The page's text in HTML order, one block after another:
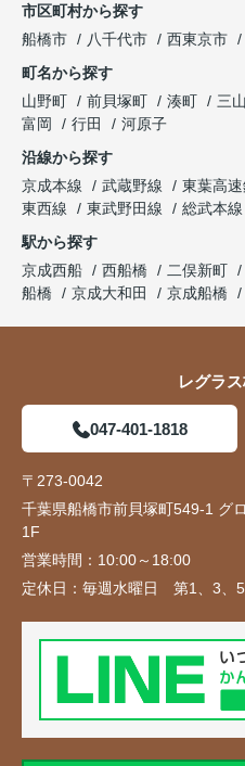
市区町村から探す
船橋市
八千代市 西東京市
町名から探す
山野町
前貝塚町 湊町 三山
富岡
行田
河原子
沿線から探す
京成本線
武蔵野線 東葉高
東西線
東武野田線 総武本線
駅から探す
京成西船
西船橋 二俣新町
船橋
京成大和田 京成船橋
レグラ
047-401-1818
〒273-0042
千葉県船橋市前貝塚町549-1 グ
1F
営業時間： 10:00～18:00
定休日： 毎週水曜日 第1、3、5